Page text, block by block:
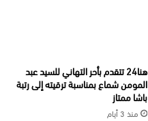
هنا24 تتقدم بأحر التهاني للسيد عبد
المومن شماع بمناسبة ترقيته إلى رتبة
باشا ممتاز
منذ 3 أيام